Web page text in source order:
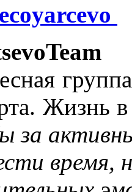
Жизнь
за
время,